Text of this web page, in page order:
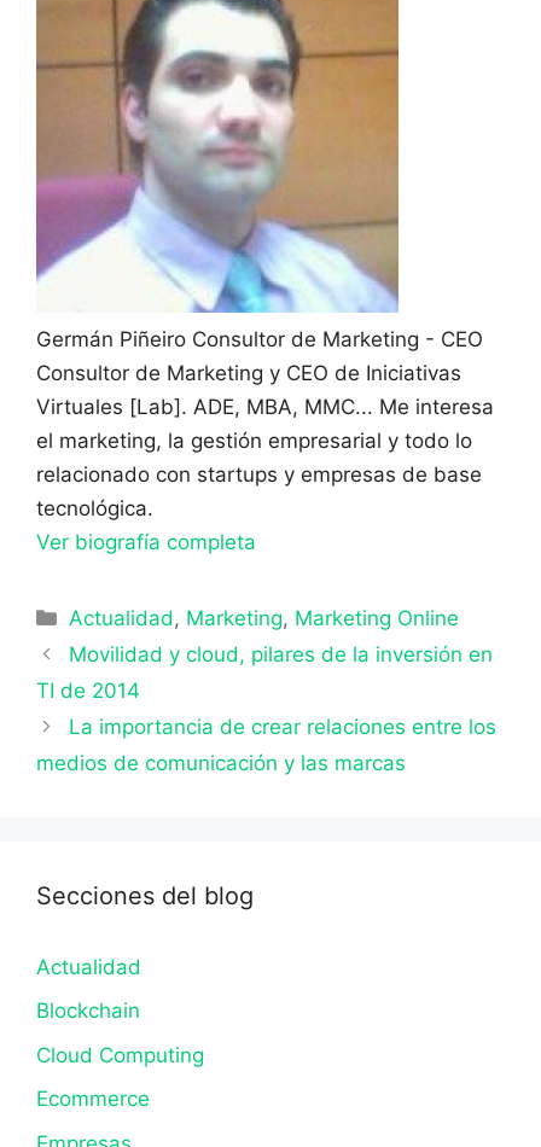
Germán Piñeiro Consultor de Marketing - CEO
Consultor de Marketing y CEO de Iniciativas
Virtuales [Lab]. ADE, MBA, MMC... Me interesa
el marketing, la gestión empresarial y todo lo
relacionado con startups y empresas de base
tecnológica.
Ver biografía completa
Categorías
Actualidad , Marketing, Marketing Online
Movilidad y cloud, pilares de la inversión en
TI de 2014
La importancia de crear relaciones entre los
medios de comunicación y las marcas
Secciones del blog
Actualidad
Blockchain
Cloud Computing
Ecommerce